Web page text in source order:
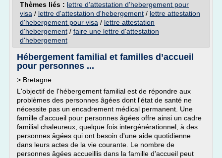
Thèmes liés : lettre d'attestation d'hebergement pour
visa / lettre d'attestation d'hebergement / lettre attestation
d'hebergement pour visa / lettre attestation
d'hebergement / faire une lettre d'attestation
d'hebergement
Hébergement familial et familles d’accueil
pour personnes ...
> Bretagne
L'objectif de l'hébergement familial est de répondre aux
problèmes des personnes âgées dont l'état de santé ne
nécessite pas un encadrement médical permanent. Une
famille d'accueil pour personnes âgées offre ainsi un cadre
familial chaleureux, quelque fois intergénérationnel, à des
personnes âgées qui ont besoin d'une aide quotidienne
dans leurs actes de la vie courante. Le nombre de
personnes âgées accueillis dans la famille d'accueil peut